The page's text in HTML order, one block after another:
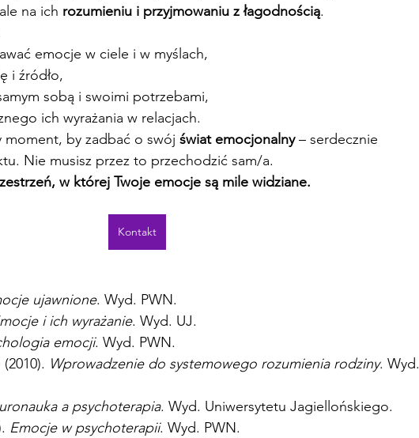
na ich rozumieniu i przyjmowaniu z łagodnością.
emocje w ciele i w myślach,
i źródło,
sobą i swoimi potrzebami,
ich wyrażania w relacjach.
by zadbać o swój świat emocjonalny – serdecznie
Nie musisz przez to przechodzić sam/a.
w której Twoje emocje są mile widziane.
Kontakt
ujawnione. Wyd. PWN.
i ich wyrażanie. Wyd. UJ.
emocji. Wyd. PWN.
Wprowadzenie do systemowego rozumienia rodziny. Wyd.
a psychoterapia. Wyd. Uniwersytetu Jagiellońskiego.
Emocje w psychoterapii. Wyd. PWN.